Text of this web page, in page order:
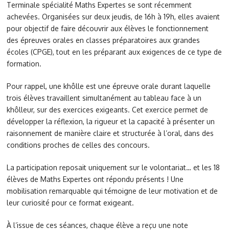
Terminale spécialité Maths Expertes se sont récemment
achevées. Organisées sur deux jeudis, de 16h à 19h, elles avaient
pour objectif de faire découvrir aux élèves le fonctionnement
des épreuves orales en classes préparatoires aux grandes
écoles (CPGE), tout en les préparant aux exigences de ce type de
formation.
Pour rappel, une khôlle est une épreuve orale durant laquelle
trois élèves travaillent simultanément au tableau face à un
khôlleur, sur des exercices exigeants. Cet exercice permet de
développer la réflexion, la rigueur et la capacité à présenter un
raisonnement de manière claire et structurée à l’oral, dans des
conditions proches de celles des concours.
La participation reposait uniquement sur le volontariat… et les 18
élèves de Maths Expertes ont répondu présents ! Une
mobilisation remarquable qui témoigne de leur motivation et de
leur curiosité pour ce format exigeant.
À l’issue de ces séances, chaque élève a reçu une note